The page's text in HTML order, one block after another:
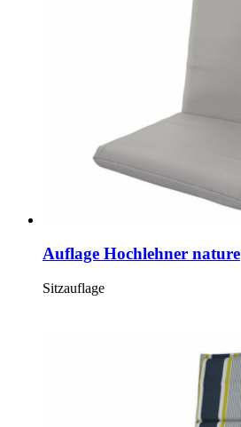
Auflage Hochlehner nature
Sitzauflage